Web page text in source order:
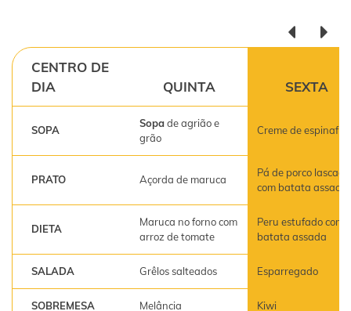
CENTRO DE
DIA
QUINTA SEXTA
SOPA
Sopade agrião e
grão
Creme de
PRATO Açorda de maruca
Pá de porco lascada
com batata assada
DIETA
Maruca no forno com
arroz de tomate
Peru estufado com
batata assada
SALADA Grêlos salteados Esparregado
SOBREMESA Melância Kiwi